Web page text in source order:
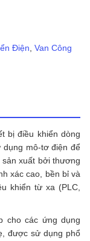
Điện, Van Công
bị điều khiển dòng
mô-tơ điện để
xuất bởi thương
xác cao, bền bỉ và
khiển từ xa (PLC,
cho các ứng dụng
được sử dụng phổ